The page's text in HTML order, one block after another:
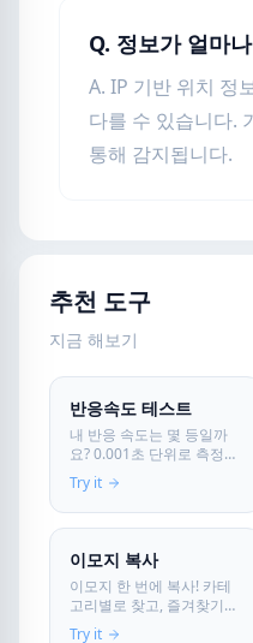
Q. 정보가 얼마
A. IP 기반 위치 정
다를 수 있습니다.
통해 감지됩니다.
추천 도구
지금 해보기
반응속도 테스트
내 반응 속도는 몇 등일까
요? 0.001초 단위로 측정하
고 친구들과 결과를 공유해
보세요.
Try it
이모지 복사
이모지 한 번에 복사! 카테
고리별로 찾고, 즐겨찾기
저장까지. 카카오톡·인스타
Try it